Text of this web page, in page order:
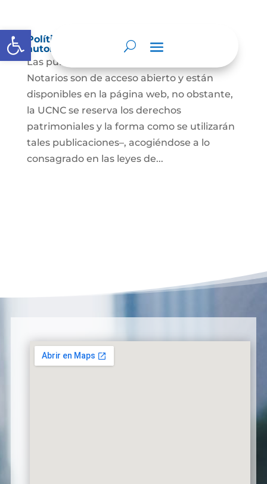
Abrir barra de herramientas
Política de derechos de autor y/o
autorización de uso sobre los contenidos
Las publicaciones de la UCNC y de los
Notarios son de acceso abierto y están
disponibles en la página web, no obstante,
la UCNC se reserva los derechos
patrimoniales y la forma como se utilizarán
tales publicaciones–, acogiéndose a lo
consagrado en las leyes de...